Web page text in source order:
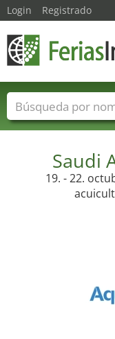
Saudi
19. - 22.
Login Registrado
Nombres de ferias
Sectores de